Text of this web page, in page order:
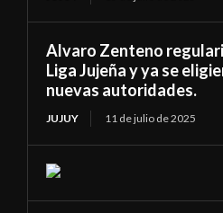
Alvaro Zenteno
Liga Jujeña y ya se
nuevas autoridades.
JUJUY 11 de julio de 2025